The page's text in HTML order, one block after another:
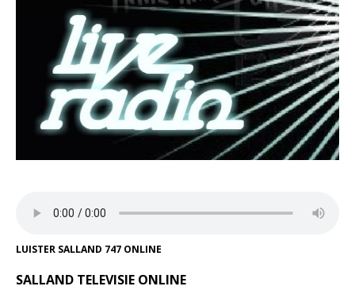
LUISTER SALLAND 747 ONLINE
SALLAND TELEVISIE ONLINE